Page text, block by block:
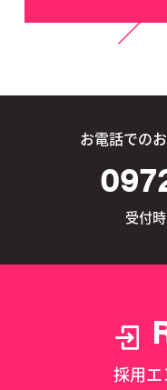
お電話での
受付
採用エ